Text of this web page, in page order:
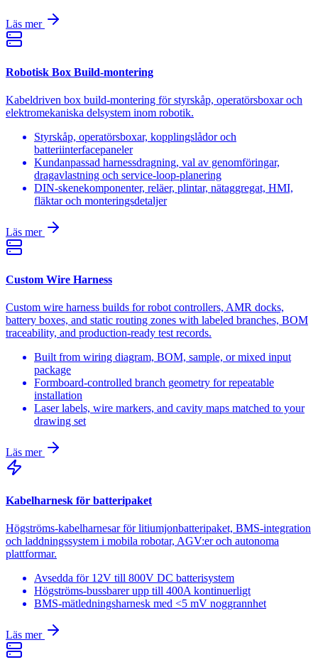
Läs mer
Robotisk Box Build-montering
Kabeldriven box build-montering för styrskåp, operatörsboxar och
elektromekaniska delsystem inom robotik.
Styrskåp, operatörsboxar, kopplingslådor och
batteriinterfacepaneler
Kundanpassad harnessdragning, val av genomföringar,
dragavlastning och service-loop-planering
DIN-skenekomponenter, reläer, plintar, nätaggregat, HMI,
fläktar och monteringsdetaljer
Läs mer
Custom Wire Harness
Custom wire harness builds for robot controllers, AMR docks,
battery boxes, and static routing zones with labeled branches, BOM
traceability, and production-ready test records.
Built from wiring diagram, BOM, sample, or mixed input
package
Formboard-controlled branch geometry for repeatable
installation
Laser labels, wire markers, and cavity maps matched to your
drawing set
Läs mer
Kabelharnesk för batteripaket
Högströms-kabelharnesar för litiumjonbatteripaket, BMS-integration
och laddningssystem i mobila robotar, AGV:er och autonoma
plattformar.
Avsedda för 12V till 800V DC batterisystem
Högströms-bussbarer upp till 400A kontinuerligt
BMS-mätledningsharnesk med <5 mV noggrannhet
Läs mer